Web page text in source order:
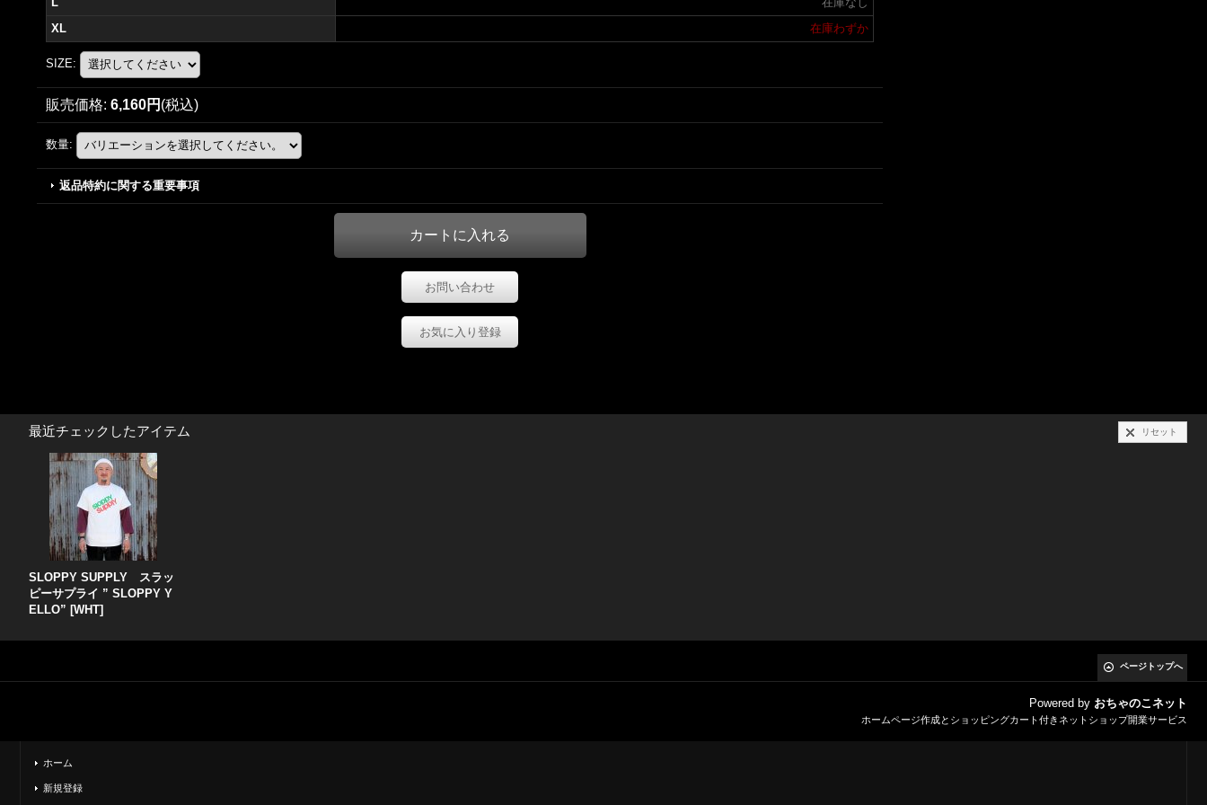
XL
在庫わずか
SIZE:
販売価格: 6,160円 (税込)
数量:
返品特約に関する重要事項
お問い合わせ
お気に入り登録
最近チェックしたアイテム リセット
SLOPPY SUPPLY スラッ
ピーサプライ ” SLOPPY Y
ELLO” [WHT]
ページトップへ
Powered by おちゃのこネット
ホームページ作成とショッピングカート付きネットショップ開業サービス
ホーム
新規登録